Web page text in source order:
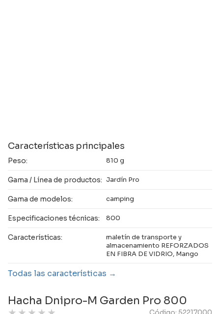
Características principales
Peso: 810 g
Gama / Línea de productos: Jardín Pro
Gama de modelos: camping
Especificaciones técnicas: 800
Características:
maletín de transporte y
almacenamiento REFORZADOS
EN FIBRA DE VIDRIO, Mango
Todas las características
Hacha Dnipro-M Garden Pro 800